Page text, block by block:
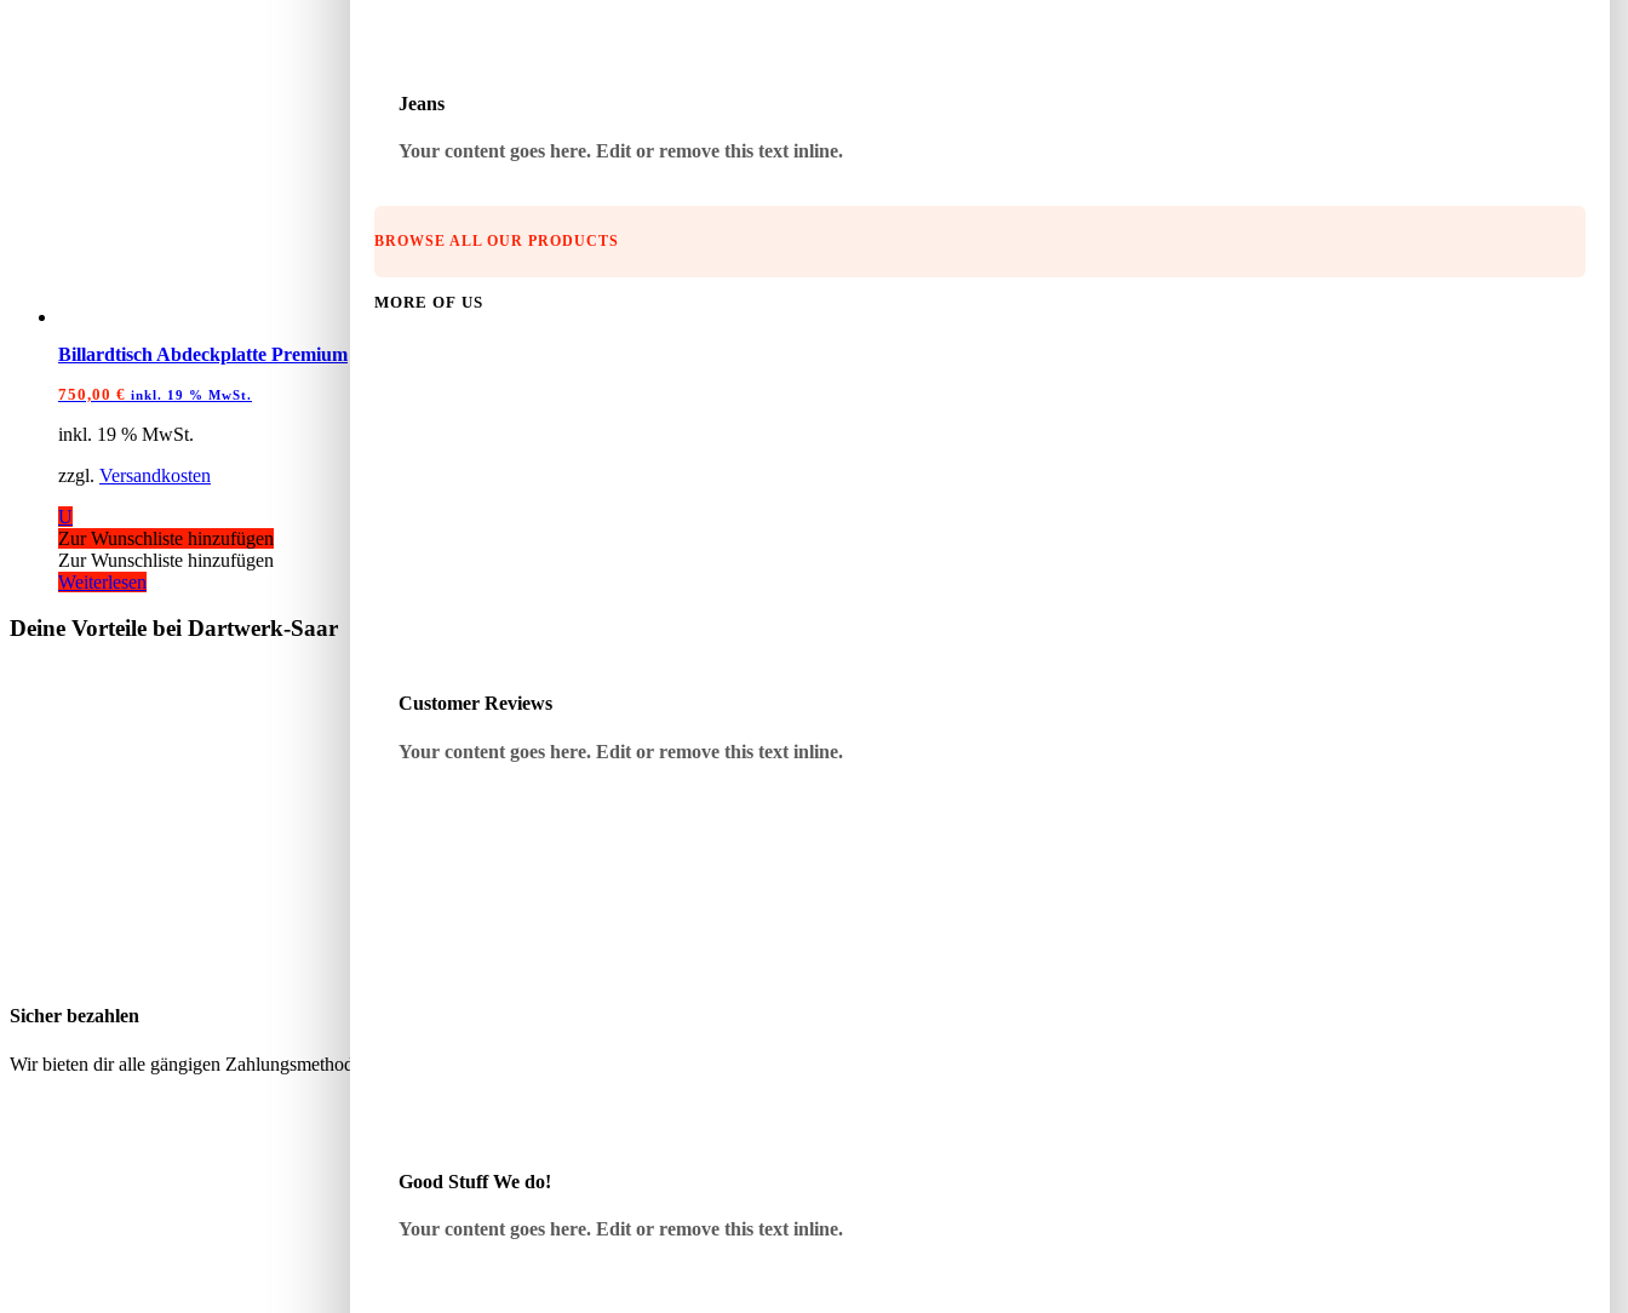
Jeans
Your content goes here. Edit or remove this text inline.
BROWSE ALL OUR PRODUCTS
MORE OF US
Customer Reviews
Your content goes here. Edit or remove this text inline.
Good Stuff We do!
Your content goes here. Edit or remove this text inline.
Billardtisch Abdeckplatte Premium
750,00 € inkl. 19 % MwSt.
inkl. 19 % MwSt.
zzgl. Versandkosten
U
Zur Wunschliste hinzufügen
Zur Wunschliste hinzufügen
Weiterlesen
Deine Vorteile bei Dartwerk-Saar
Sicher bezahlen
Wir bieten dir alle gängigen Zahlungsmethoden über geprüfte, sichere Anbieter – ohne Risiko.